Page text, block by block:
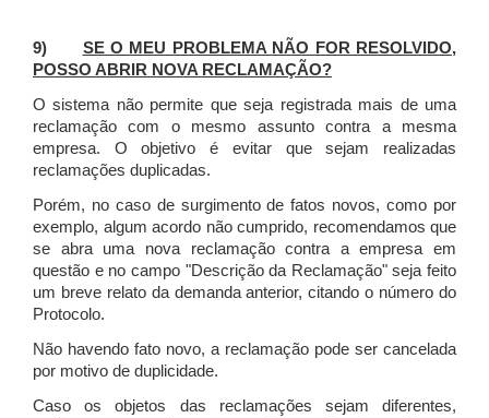
9) SE O MEU PROBLEMA NÃO FOR RESOLVIDO,
POSSO ABRIR NOVA RECLAMAÇÃO?
O sistema não permite que seja registrada mais de uma
reclamação com o mesmo assunto contra a mesma
empresa. O objetivo é evitar que sejam realizadas
reclamações duplicadas.
Porém, no caso de surgimento de fatos novos, como por
exemplo, algum acordo não cumprido, recomendamos que
se abra uma nova reclamação contra a empresa em
questão e no campo "Descrição da Reclamação" seja feito
um breve relato da demanda anterior, citando o número do
Protocolo.
Não havendo fato novo, a reclamação pode ser cancelada
por motivo de duplicidade.
Caso os objetos das reclamações sejam diferentes,